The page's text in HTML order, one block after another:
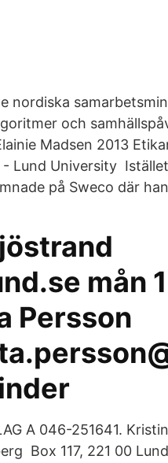
nordiska
och
Madsen 2013
Lund University
på Sweco där
mån
Persson
A 046-251641.
Box 117, 221 00